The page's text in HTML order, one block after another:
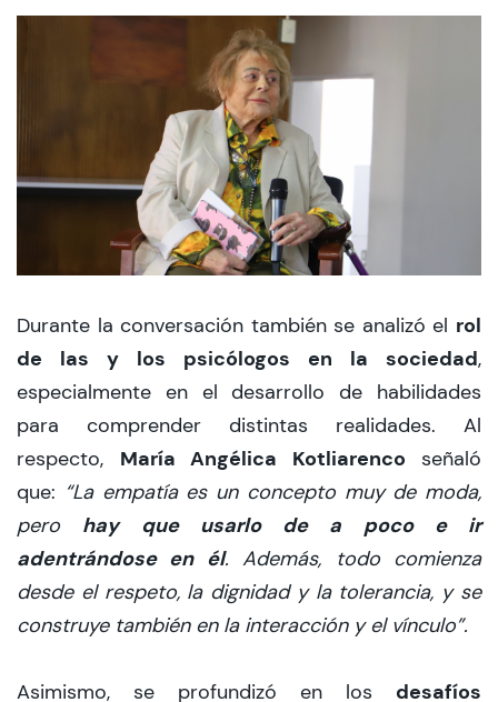
Durante la conversación también se analizó el rol
de las y los psicólogos en la sociedad,
especialmente en el desarrollo de habilidades
para comprender distintas realidades. Al
respecto, María Angélica Kotliarenco señaló
que: “La empatía es un concepto muy de moda,
pero hay que usarlo de a poco e ir
adentrándose en él. Además, todo comienza
desde el respeto, la dignidad y la tolerancia, y se
construye también en la interacción y el vínculo”.
Asimismo, se profundizó en los desafíos